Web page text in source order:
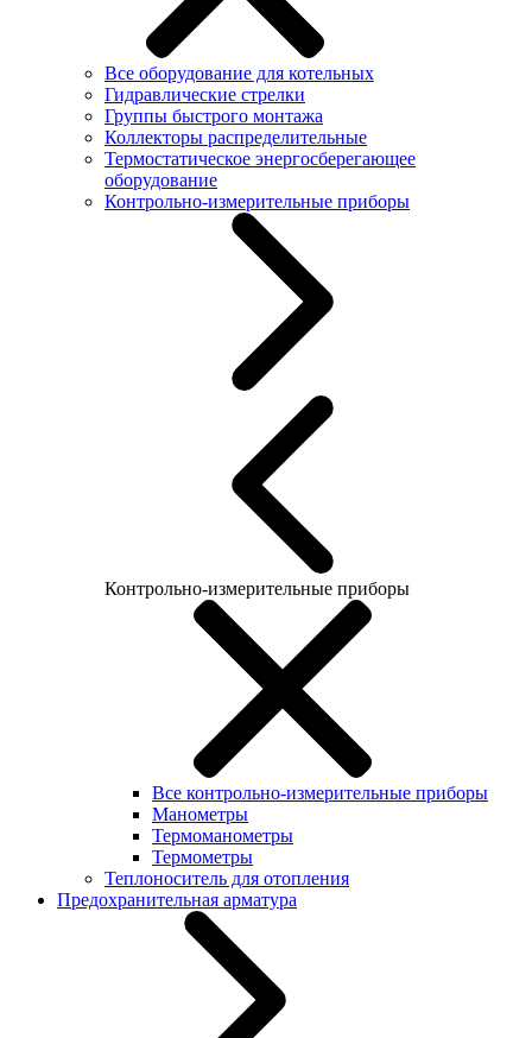
Все оборудование для котельных
Гидравлические стрелки
Группы быстрого монтажа
Коллекторы распределительные
Термостатическое энергосберегающее
оборудование
Контрольно-измерительные приборы
Контрольно-измерительные приборы
Все контрольно-измерительные приборы
Манометры
Термоманометры
Термометры
Теплоноситель для отопления
Предохранительная арматура